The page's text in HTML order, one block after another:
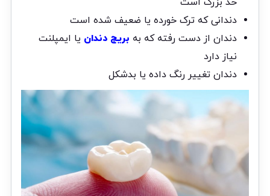
دندانی که ترک خورده یا ضعیف شده است
دندان از دست رفته که به بریج دندان یا ایمپلنت
نیاز دارد
دندان تغییر رنگ داده یا بدشکل